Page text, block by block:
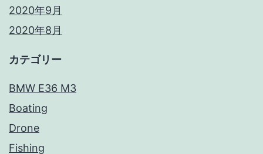
2020年9月
2020年8月
カテゴリー
BMW E36 M3
Boating
Drone
Fishing